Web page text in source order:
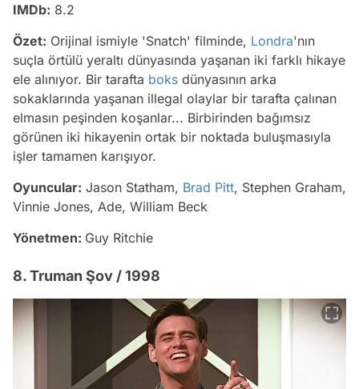
IMDb: 8.2
Özet: Orijinal ismiyle 'Snatch' filminde, Londra'nın
suçla örtülü yeraltı dünyasında yaşanan iki farklı hikaye
ele alınıyor. Bir tarafta boks dünyasının arka
sokaklarında yaşanan illegal olaylar bir tarafta çalınan
elmasın peşinden koşanlar... Birbirinden bağımsız
görünen iki hikayenin ortak bir noktada buluşmasıyla
işler tamamen karışıyor.
Oyuncular: Jason Statham, Brad Pitt, Stephen Graham,
Vinnie Jones, Ade, William Beck
Yönetmen: Guy Ritchie
8. Truman Şov / 1998